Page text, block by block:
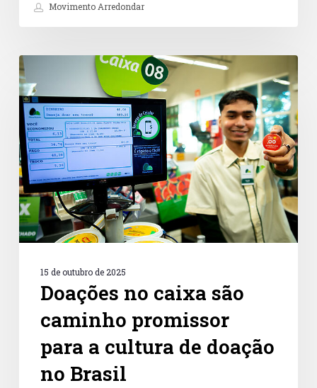
Movimento Arredondar
Doações
no
caixa
são
caminho
promissor
para
a
cultura
de
doação
no
15 de outubro de 2025
Doações no caixa são
caminho promissor
para a cultura de doação
no Brasil